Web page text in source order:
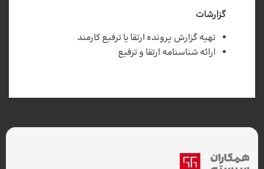
گزارشات
تهیه گزارش پرونده ارتقا یا ترفیع کارمند
ارائه شناسنامه ارتقا و ترفیع